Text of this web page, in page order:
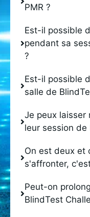
PMR ?
Est-il possible
pendant sa
?
Est-il possible
salle de
Je peux laisser
leur session de
On est deux et
s'affronter,
Peut-on
BlindTest